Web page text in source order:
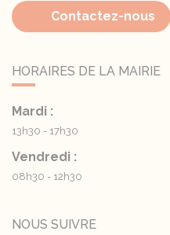
Contactez-nous
HORAIRES DE LA MAIRIE
Mardi :
13h30 - 17h30
Vendredi :
08h30 - 12h30
NOUS SUIVRE